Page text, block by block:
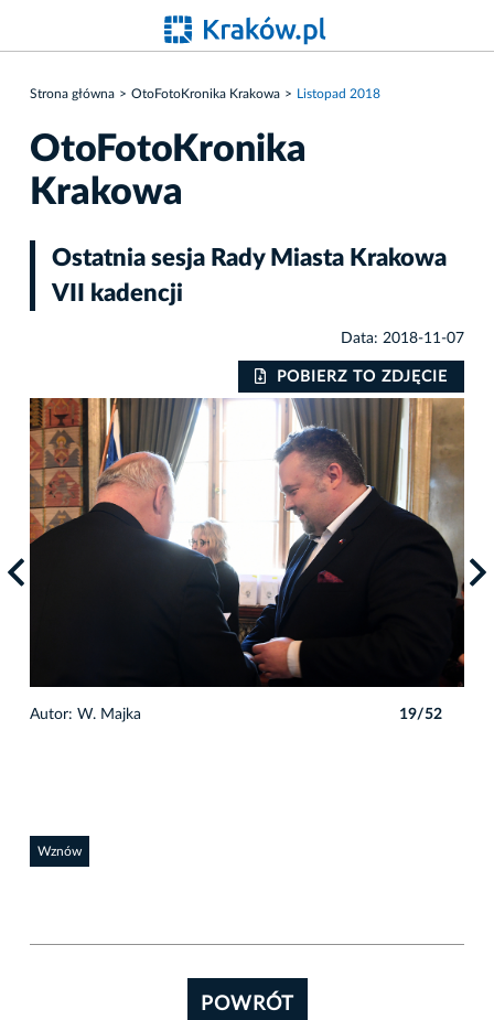
Strona główna OtoFotoKronika Krakowa Listopad 2018
OtoFotoKronika
Krakowa
Ostatnia sesja Rady Miasta Krakowa
VII kadencji
Data: 2018-11-07
POBIERZ TO ZDJĘCIE
Autor: W. Majka 19/52
Wznów
POWRÓT